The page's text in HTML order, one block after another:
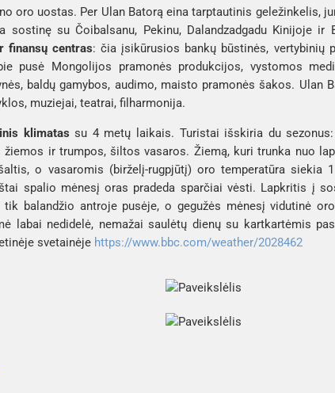
oro uostas. Per Ulan Batorą eina tarptautinis geležinkelis,
sostinę su Čoibalsanu, Pekinu, Dalandzadgadu Kinijoje ir
finansų centras: čia įsikūrusios bankų būstinės, vertybinių
pusė Mongolijos pramonės produkcijos, vystomos
baldų gamybos, audimo, maisto pramonės šakos. Ulan
muziejai, teatrai, filharmonija.
klimatas su 4 metų laikais. Turistai išskiria du
ir trumpos, šiltos vasaros. Žiemą, kuri trunka nuo
o vasaromis (birželį-rugpjūtį) oro temperatūra siekia
spalio mėnesį oras pradeda sparčiai vėsti. Lapkritis į
balandžio antroje pusėje, o gegužės mėnesį vidutinė
labai nedidelė, nemažai saulėtų dienų su kartkartėmis
svetainėje https://www.bbc.com/weather/2028462